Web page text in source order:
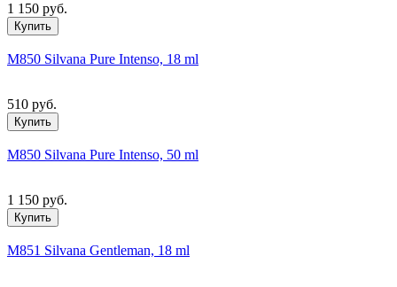
1 150 руб.
Купить
M850 Silvana Pure Intenso, 18 ml
510 руб.
Купить
M850 Silvana Pure Intenso, 50 ml
1 150 руб.
Купить
M851 Silvana Gentleman, 18 ml